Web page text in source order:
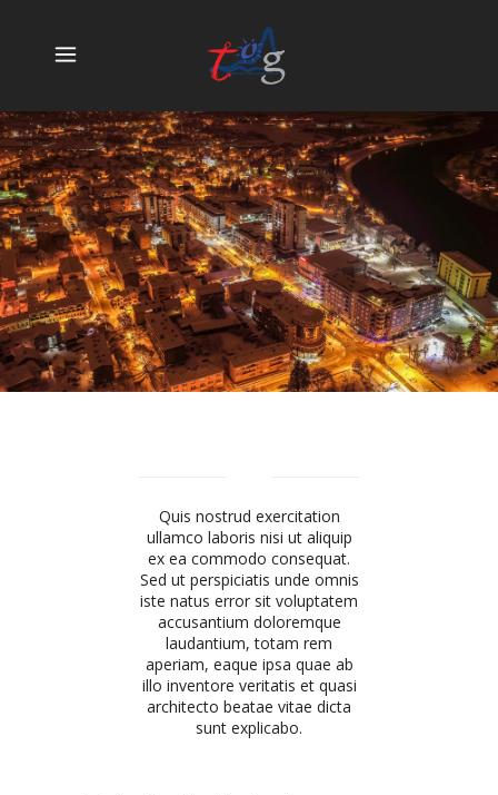
Quis nostrud exercitation
ullamco laboris nisi ut aliquip
ex ea commodo consequat.
Sed ut perspiciatis unde omnis
iste natus error sit voluptatem
accusantium doloremque
laudantium, totam rem
aperiam, eaque ipsa quae ab
illo inventore veritatis et quasi
architecto beatae vitae dicta
sunt explicabo.